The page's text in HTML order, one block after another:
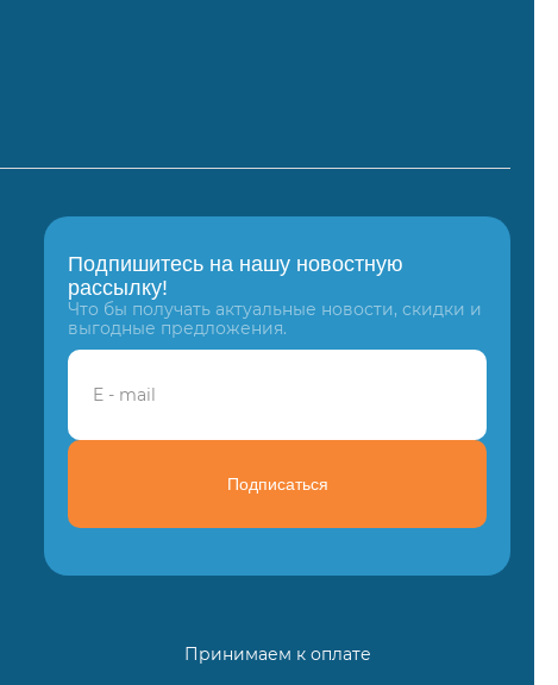
Подпишитесь на нашу новостную
рассылку!
Что бы получать актуальные новости, скидки и
выгодные предложения.
Подписаться
Принимаем к оплате